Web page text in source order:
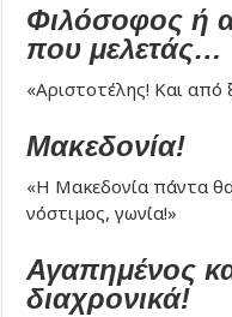
Φιλόσοφος ή
που μελετάς…
«Αριστοτέλης! Και από
Μακεδονία!
«Η Μακεδονία πάντα θα
νόστιμος, γωνία!»
Αγαπημένος
διαχρονικά!